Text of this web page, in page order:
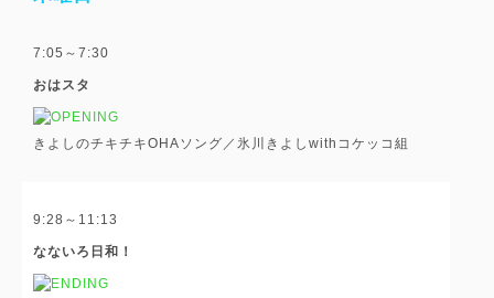
7:05～7:30
おはスタ
きよしのチキチキOHAソング／氷川きよしwithコケッコ組
9:28～11:13
なないろ日和！